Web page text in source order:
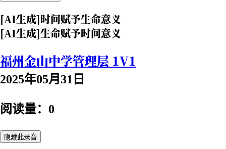
[AI生成]时间赋予生命意义
[AI生成]生命赋予时间意义
福州金山中学管理层 1V1
2025年05月31日
阅读量：0
隐藏此录音